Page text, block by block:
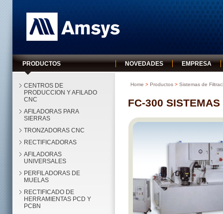
Amsys
PRODUCTOS
CENTROS DE
PRODUCCION Y AFILADO
CNC
AFILADORAS PARA
SIERRAS
TRONZADORAS CNC
RECTIFICADORAS
AFILADORAS
UNIVERSALES
PERFILADORAS DE
MUELAS
RECTIFICADO DE
HERRAMIENTAS PCD Y
PCBN
NOVEDADES EMPRESA
Home > Productos > Sistemas de
FC-300